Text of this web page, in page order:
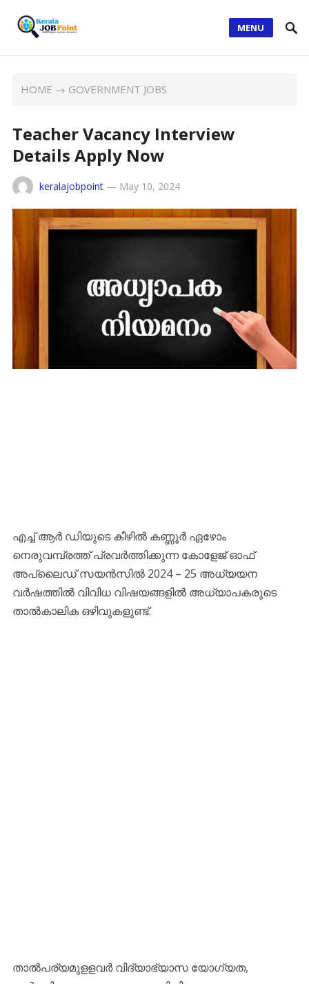
MENU
HOME → GOVERNMENT JOBS
Teacher Vacancy Interview
Details Apply Now
keralajobpoint— May 10, 2024
എച്ച് ആര്‍ ഡിയുടെ കീഴില്‍ കണ്ണൂർ ഏഴോം
നെരുവമ്പ്രത്ത് പ്രവര്‍ത്തിക്കുന്ന കോളേജ് ഓഫ്
അപ്ലൈഡ് സയന്‍സില്‍ 2024 – 25 അധ്യയന
വര്‍ഷത്തില്‍ വിവിധ വിഷയങ്ങളില്‍ അധ്യാപകരുടെ
താല്‍കാലിക ഒഴിവുകളുണ്ട്.
താല്‍പര്യമുളളവര്‍ വിദ്യാഭ്യാസ യോഗ്യത,